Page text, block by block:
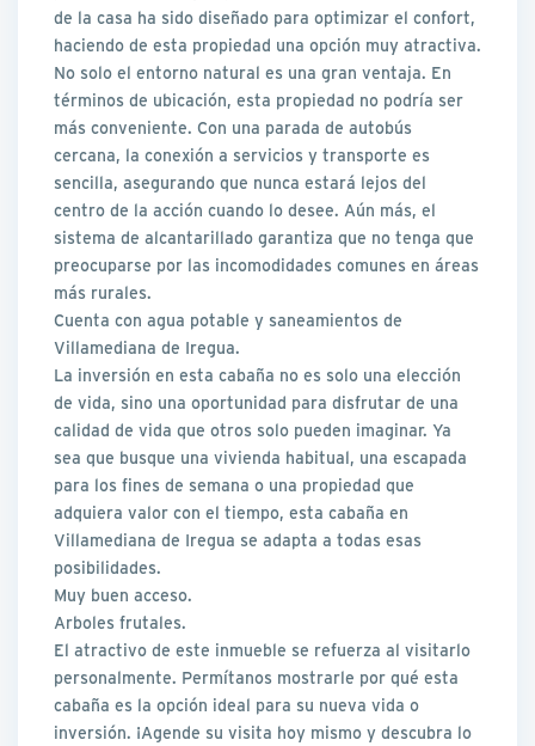
de la casa ha sido diseñado para optimizar el confort,
haciendo de esta propiedad una opción muy atractiva.
No solo el entorno natural es una gran ventaja. En
términos de ubicación, esta propiedad no podría ser
más conveniente. Con una parada de autobús
cercana, la conexión a servicios y transporte es
sencilla, asegurando que nunca estará lejos del
centro de la acción cuando lo desee. Aún más, el
sistema de alcantarillado garantiza que no tenga que
preocuparse por las incomodidades comunes en áreas
más rurales.
Cuenta con agua potable y saneamientos de
Villamediana de Iregua.
La inversión en esta cabaña no es solo una elección
de vida, sino una oportunidad para disfrutar de una
calidad de vida que otros solo pueden imaginar. Ya
sea que busque una vivienda habitual, una escapada
para los fines de semana o una propiedad que
adquiera valor con el tiempo, esta cabaña en
Villamediana de Iregua se adapta a todas esas
posibilidades.
Muy buen acceso.
Arboles frutales.
El atractivo de este inmueble se refuerza al visitarlo
personalmente. Permítanos mostrarle por qué esta
cabaña es la opción ideal para su nueva vida o
inversión. ¡Agende su visita hoy mismo y descubra lo